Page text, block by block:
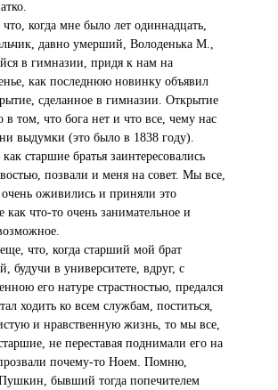
когда мне было лет одиннадцать,
давно умерший, Володенька М.,
в гимназии, придя к нам на
как последнюю новинку объявил
сделанное в гимназии. Открытие
в том, что бога нет и что все, чему нас
выдумки (это было в 1838 году).
старшие братья заинтересовались
позвали и меня на совет. Мы все,
оживились и приняли это
как что-то очень занимательное и
что, когда старший мой брат
будучи в университете, вдруг, с
его натуре страстностью, предался
ходить ко всем службам, поститься,
и нравственную жизнь, то мы все,
не переставая поднимали его на
почему-то Ноем. Помню,
бывший тогда попечителем